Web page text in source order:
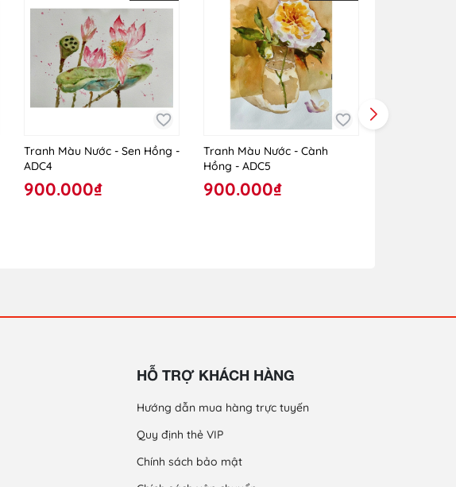
Tranh Màu Nước - Sen Hồng -
ADC4
900.000₫
Tranh Màu Nước - Cành
Hồng - ADC5
900.000₫
HỖ TRỢ KHÁCH HÀNG
Hướng dẫn mua hàng trực tuyến
Quy định thẻ VIP
Chính sách bảo mật